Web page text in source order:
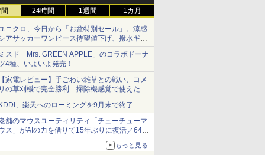
24時間 1週間 1カ月
ニクロ、今日から「お盆特別セール」。涼感
アサッカーワンピース待望値下げ、撥水ギア
ョーツは1990円に
スド「Mrs. GREEN APPLE」のコラボドーナ
4種、いよいよ発売！
家電レビュー】手ごわい雑草との戦い、コメ
の草刈機で完全勝利 掃除機感覚で使えた
、楽天へのローミングを9月末で終了
舗のマウスユーティリティ「チューチューマ
ス」がAIの力を借りて15年ぶりに復活／64bit
、Windows 10/11、「Chrome」も走り回
。復活記念で2026年末まで500円
もっと見る